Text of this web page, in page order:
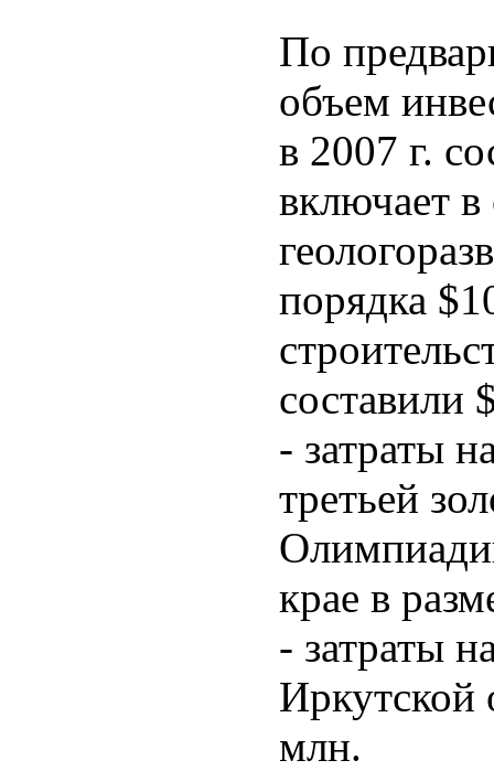
По
объем
в 2007 г.
включает в
порядка
составили
- затраты
третьей
крае в
- затраты
Иркутской
млн.